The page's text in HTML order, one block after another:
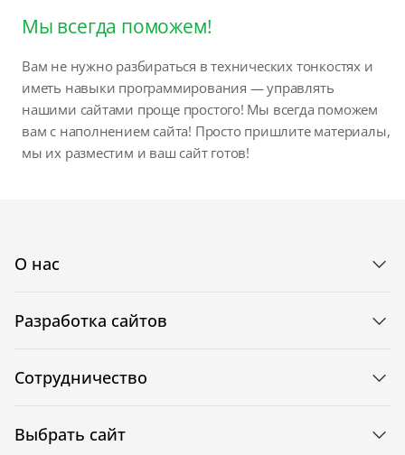
Мы всегда поможем!
Вам не нужно разбираться в технических тонкостях и
иметь навыки программирования — управлять
нашими сайтами проще простого! Мы всегда поможем
вам с наполнением сайта! Просто пришлите материалы,
мы их разместим и ваш сайт готов!
О нас
Разработка сайтов
Сотрудничество
Выбрать сайт